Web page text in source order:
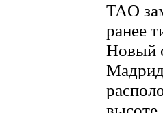
TAO
ранее
Новый